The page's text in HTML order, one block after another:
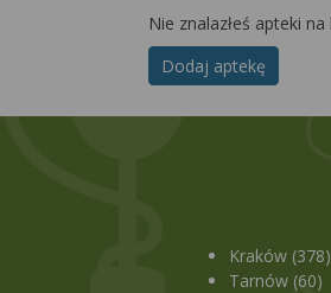
Nie znalazłeś apteki
Dodaj aptekę
Kraków (378)
Tarnów (60)